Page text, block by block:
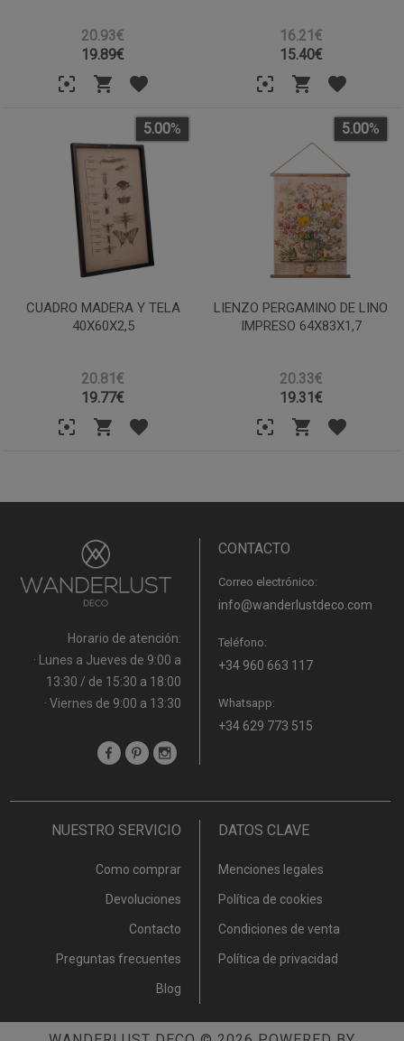
20.93€
19.89€
16.21€
15.40€
CUADRO MADERA Y TELA
40X60X2,5
20.81€
5.00%
19.77€
LIENZO PERGAMINO DE LINO
IMPRESO 64X83X1,7
20.33€
5.00%
19.31€
Horario de atención:
· Lunes a Jueves de 9:00 a
13:30 / de 15:30 a 18:00
· Viernes de 9:00 a 13:30
CONTACTO
Correo electrónico:
info@wanderlustdeco.com
Teléfono:
+34 960 663 117
Whatsapp:
+34 629 773 515
NUESTRO SERVICIO
Como comprar
Devoluciones
Contacto
Preguntas frecuentes
Blog
DATOS CLAVE
Menciones legales
Política de cookies
Condiciones de venta
Política de privacidad